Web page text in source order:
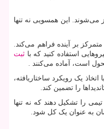
می‌شوند. این همسویی نه تنها
بر آینده فراهم می‌کند.
استفاده کنید که با ثبت
است، آماده می‌کنند .
یک رویکرد ساختاریافته،
را تضمین کند.
را تشکیل دهند که نه تنها
به عنوان یک کل شود.